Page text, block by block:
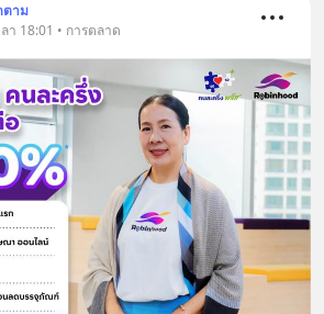
ตาม
า 18:01 • การตลาด